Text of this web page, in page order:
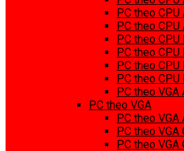
PC theo
PC theo
PC theo
PC theo
PC theo
PC theo CPU
PC theo VGA
PC theo VGA
PC theo VGA
PC theo
PC theo